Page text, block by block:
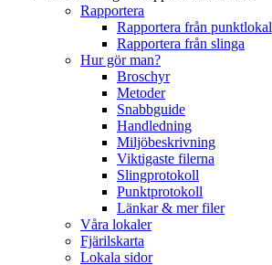
Rapportera
Rapportera från punktlokal
Rapportera från slinga
Hur gör man?
Broschyr
Metoder
Snabbguide
Handledning
Miljöbeskrivning
Viktigaste filerna
Slingprotokoll
Punktprotokoll
Länkar & mer filer
Våra lokaler
Fjärilskarta
Lokala sidor